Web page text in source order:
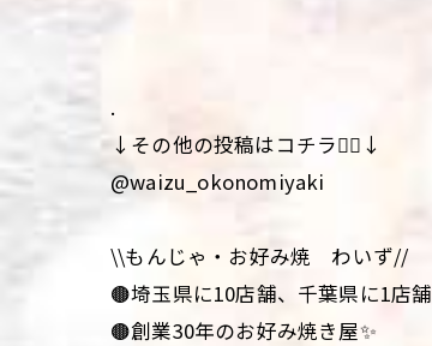
.
↓その他の投稿はコチラ💁‍♀️↓
@waizu_okonomiyaki
\\もんじゃ・お好み焼 わいず//
🟤埼玉県に10店舗、千葉県に1店舗
🟤創業30年のお好み焼き屋✨